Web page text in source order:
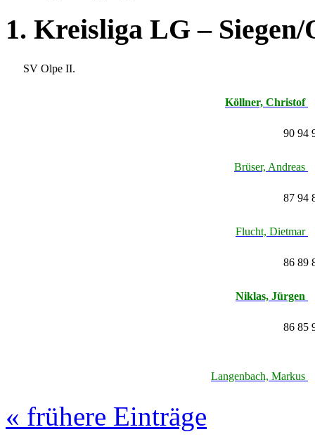
1. Kreisliga LG – Siegen/
SV Olpe II.
Köllner, Christof
90 94
Brüser, Andreas
87 94
Flucht, Dietmar
86 89
Niklas, Jürgen
86 85
Langenbach, Markus
« frühere Einträge